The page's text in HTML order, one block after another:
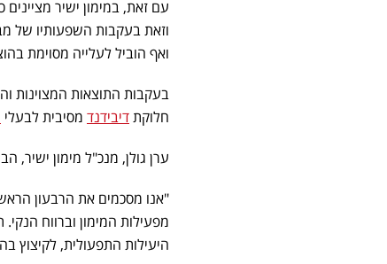
וזאת בעקבות השפעותיו של
ואף הוביל לעלייה מסוימת
בעקבות התוצאות המצוינות
חלוקתדיבידנד מסיבית לבעלי
ערן גולן, מנכ"ל מימון
מפעילות המימון וברווח
היעילות התפעולית, לקיצוץ